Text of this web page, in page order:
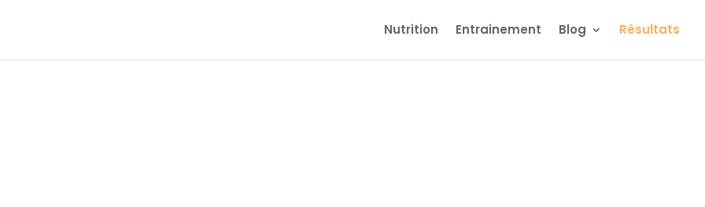
Nutrition Entrainement Blog Résultats